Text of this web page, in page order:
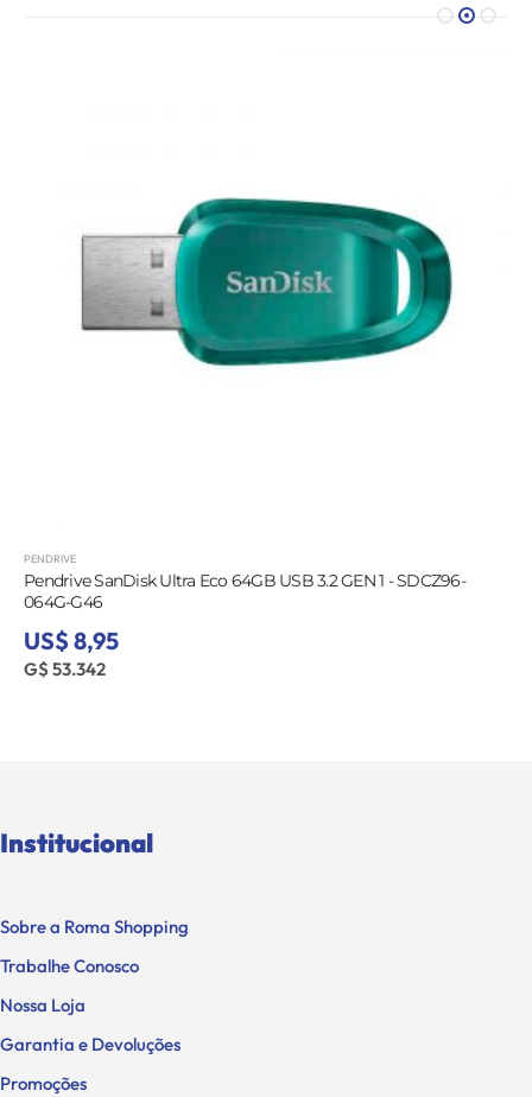
PENDRIVE
Pendrive SanDisk Ultra Eco 64GB USB 3.2 GEN 1 - SDCZ96-
064G-G46
US$ 8,95
G$ 53.342
Institucional
Sobre a Roma Shopping
Trabalhe Conosco
Nossa Loja
Garantia e Devoluções
Promoções